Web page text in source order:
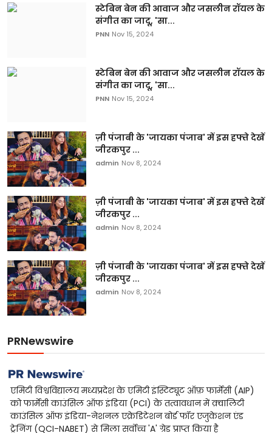
स्टेबिन बेन की आवाज और जसलीन रॉयल के
संगीत का जादू, 'सा...
PNN Nov 15, 2024
स्टेबिन बेन की आवाज और जसलीन रॉयल के
संगीत का जादू, 'सा...
PNN Nov 15, 2024
ज़ी पंजाबी के 'जायका पंजाब' में इस हफ्ते देखें
जीरकपुर ...
admin Nov 8, 2024
ज़ी पंजाबी के 'जायका पंजाब' में इस हफ्ते देखें
जीरकपुर ...
admin Nov 8, 2024
ज़ी पंजाबी के 'जायका पंजाब' में इस हफ्ते देखें
जीरकपुर ...
admin Nov 8, 2024
PRNewswire
एमिटी विश्वविद्यालय मध्यप्रदेश के एमिटी इंस्टिट्यूट ऑफ़ फार्मेसी (AIP)
को फार्मेसी काउंसिल ऑफ इंडिया (PCI) के तत्वावधान में क़्वालिटी
काउंसिल ऑफ इंडिया-नेशनल एक्रेडिटेशन बोर्ड फॉर एजुकेशन एंड
ट्रेनिंग (QCI-NABET) से मिला सर्वोच्च 'A' ग्रेड प्राप्त किया है